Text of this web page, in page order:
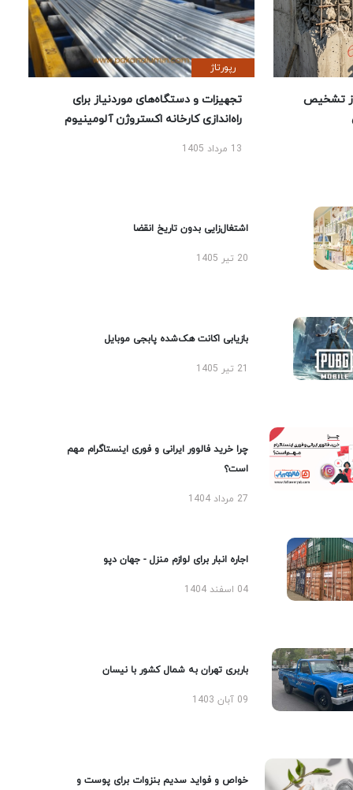
تشخیص
رپورتاژ
تجهیزات و دستگاه‌های موردنیاز برای
راه‌اندازی کارخانه اکستروژن آلومینیوم
13 مرداد 1405
اشتغال‌زایی بدون تاریخ انقضا
20 تیر 1405
بازیابی اکانت هک‌شده پابجی موبایل
چرا خرید فالوور ایرانی و فوری اینستاگرام مهم
است؟
27 مرداد 1404
اجاره انبار برای لوازم منزل - جهان دپو
04 اسفند 1404
باربری تهران به شمال کشور با نیسان
09 آبان 1403
خواص و فواید سدیم بنزوات برای پوست و